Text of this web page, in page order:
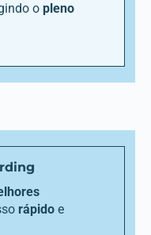
o pleno
rápido e